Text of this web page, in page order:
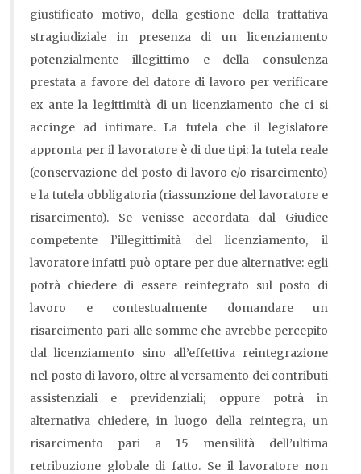
giustificato motivo, della gestione della trattativa
stragiudiziale in presenza di un licenziamento
potenzialmente illegittimo e della consulenza
prestata a favore del datore di lavoro per verificare
ex ante la legittimità di un licenziamento che ci si
accinge ad intimare. La tutela che il legislatore
appronta per il lavoratore è di due tipi: la tutela reale
(conservazione del posto di lavoro e/o risarcimento)
e la tutela obbligatoria (riassunzione del lavoratore e
risarcimento). Se venisse accordata dal Giudice
competente l’illegittimità del licenziamento, il
lavoratore infatti può optare per due alternative: egli
potrà chiedere di essere reintegrato sul posto di
lavoro e contestualmente domandare un
risarcimento pari alle somme che avrebbe percepito
dal licenziamento sino all’effettiva reintegrazione
nel posto di lavoro, oltre al versamento dei contributi
assistenziali e previdenziali; oppure potrà in
alternativa chiedere, in luogo della reintegra, un
risarcimento pari a 15 mensilità dell’ultima
retribuzione globale di fatto. Se il lavoratore non